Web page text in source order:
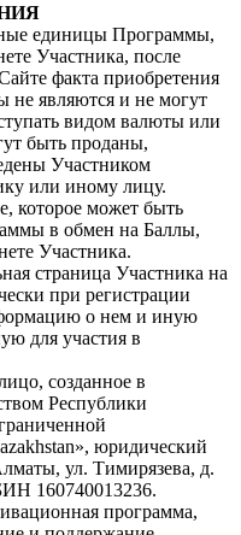
единицы Программы,
Участника, после
факта приобретения
не являются и не могут
видом валюты или
быть проданы,
Участником
или иному лицу.
которое может быть
в обмен на Баллы,
Участника.
страница Участника на
при регистрации
о нем и иную
для участия в
созданное в
Республики
юридический
ул. Тимирязева, д.
160740013236.
программа,